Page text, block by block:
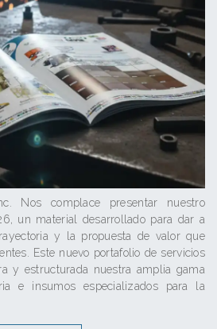
Nos complace presentar nuestro
un material desarrollado para dar a
y la propuesta de valor que
Este nuevo portafolio de servicios
y estructurada nuestra amplia gama
e insumos especializados para la